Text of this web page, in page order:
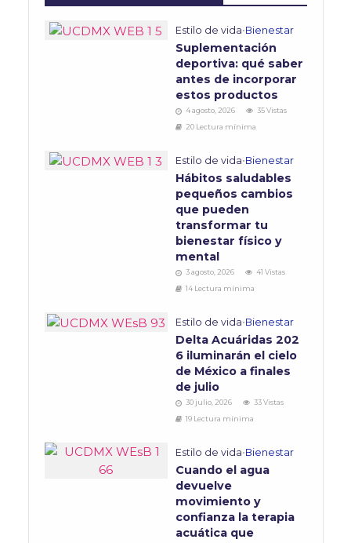
Estilo de vida•Bienestar
Suplementación
deportiva: qué saber
antes de incorporar
estos productos
4 agosto, 2026
35 Vistas
20 Lectura mínima
Estilo de vida•Bienestar
Hábitos saludables
pequeños cambios
que pueden
transformar tu
bienestar físico y
mental
3 agosto, 2026
41 Vistas
14 Lectura mínima
Estilo de vida•Bienestar
Delta Acuáridas 202
6 iluminarán el cielo
de México a finales
de julio
30 julio, 2026
33 Vistas
19 Lectura mínima
Estilo de vida•Bienestar
Cuando el agua
devuelve
movimiento y
confianza la terapia
acuática que